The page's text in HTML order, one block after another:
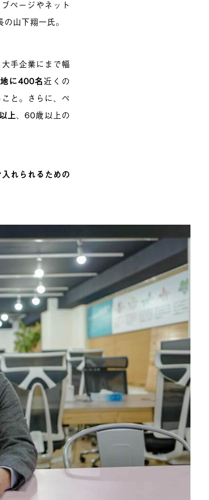
ページやネット
山下翔一氏。
手企業にまで幅
に400名近くの
と。さらに、ペ
上、60歳以上の
れられるための